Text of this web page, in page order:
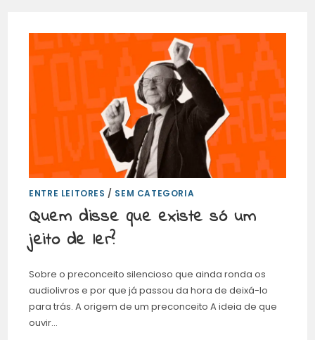
ENTRE LEITORES / SEM CATEGORIA
Quem disse que existe só um
jeito de ler?
Sobre o preconceito silencioso que ainda ronda os
audiolivros e por que já passou da hora de deixá-lo
para trás. A origem de um preconceito A ideia de que
ouvir…